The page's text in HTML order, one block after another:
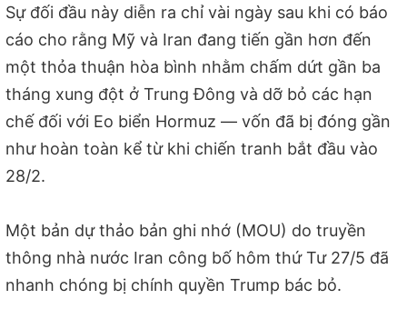
Sự đối đầu này diễn ra chỉ vài ngày sau khi có báo
cáo cho rằng Mỹ và Iran đang tiến gần hơn đến
một thỏa thuận hòa bình nhằm chấm dứt gần ba
tháng xung đột ở Trung Đông và dỡ bỏ các hạn
chế đối với Eo biển Hormuz — vốn đã bị đóng gần
như hoàn toàn kể từ khi chiến tranh bắt đầu vào
28/2.
Một bản dự thảo bản ghi nhớ (MOU) do truyền
thông nhà nước Iran công bố hôm thứ Tư 27/5 đã
nhanh chóng bị chính quyền Trump bác bỏ.